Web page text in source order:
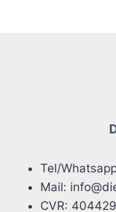
Tel/
Mail:
CVR: